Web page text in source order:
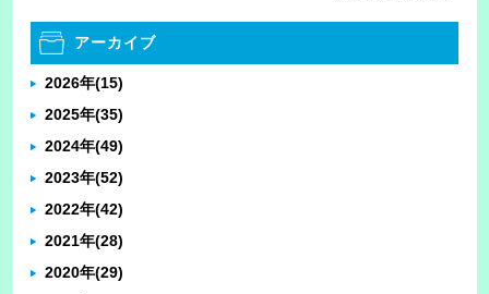
アーカイブ
2026年(15)
2025年(35)
2024年(49)
2023年(52)
2022年(42)
2021年(28)
2020年(29)